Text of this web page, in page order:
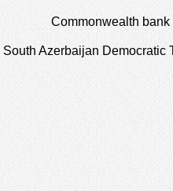
Commonwealth bank
South Azerbaijan Democratic